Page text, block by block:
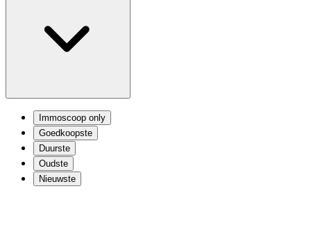
Immoscoop only
Goedkoopste
Duurste
Oudste
Nieuwste